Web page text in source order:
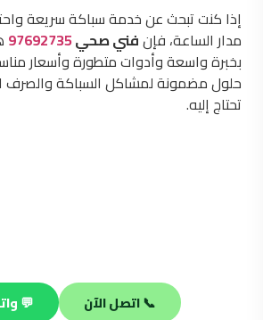
إذا كنت تبحث عن خدمة سباكة سريعة
مدار الساعة، فإنفني صحي97692735هو
بخبرة واسعة وأدوات متطورة وأسعار
حلول مضمونة لمشاكل السباكة والصرف
تحتاج إليه.
📞 اتصل الآن 💬